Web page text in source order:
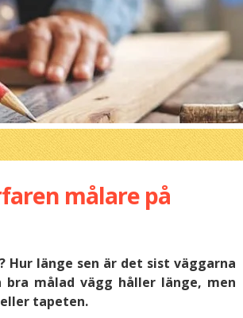
målare på
länge sen är det sist väggarna
målad vägg håller länge, men
tapeten.